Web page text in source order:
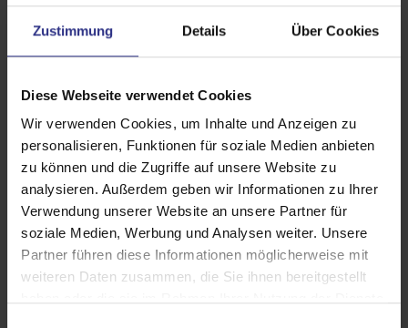
Zustimmung Details Über Cookies
Diese Webseite verwendet Cookies
Wir verwenden Cookies, um Inhalte und Anzeigen zu
personalisieren, Funktionen für soziale Medien anbieten
zu können und die Zugriffe auf unsere Website zu
analysieren. Außerdem geben wir Informationen zu Ihrer
Verwendung unserer Website an unsere Partner für
soziale Medien, Werbung und Analysen weiter. Unsere
Partner führen diese Informationen möglicherweise mit
weiteren Daten zusammen, die Sie ihnen bereitgestellt
Absturzsicherungen bieten
zuverlässigen Schutz und erhöhen die
Sicherheit an Fenster, Balkonen oder
Treppen für mehr Schutz und
Sicherheit im Alltag.